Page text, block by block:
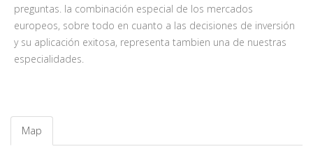
preguntas. la combinación especial de los mercados
europeos, sobre todo en cuanto a las decisiones de inversión
y su aplicación exitosa, representa tambien una de nuestras
especialidades.
Map